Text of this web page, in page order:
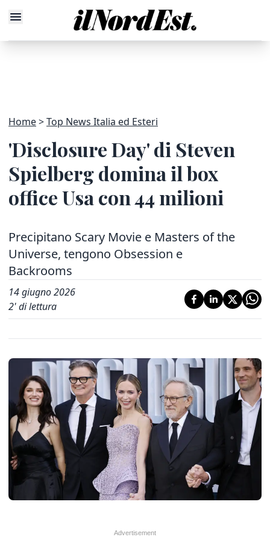
Home Top News Italia ed Esteri
'Disclosure Day' di Steven
Spielberg domina il box
office Usa con 44 milioni
Precipitano Scary Movie e Masters of the
Universe, tengono Obsession e
Backrooms
14 giugno 2026
2' di lettura